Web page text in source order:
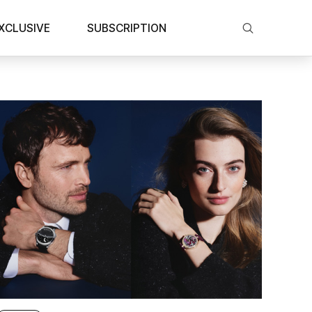
SUBSCRIPTION